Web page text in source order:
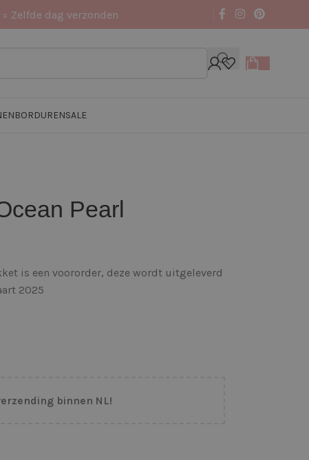
Zelfde dag verzonden
BORDURENSALE
Pearl
is een voororder, deze wordt uitgeleverd
2025
binnen NL!